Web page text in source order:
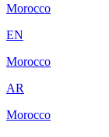
Morocco
EN
Morocco
AR
Morocco